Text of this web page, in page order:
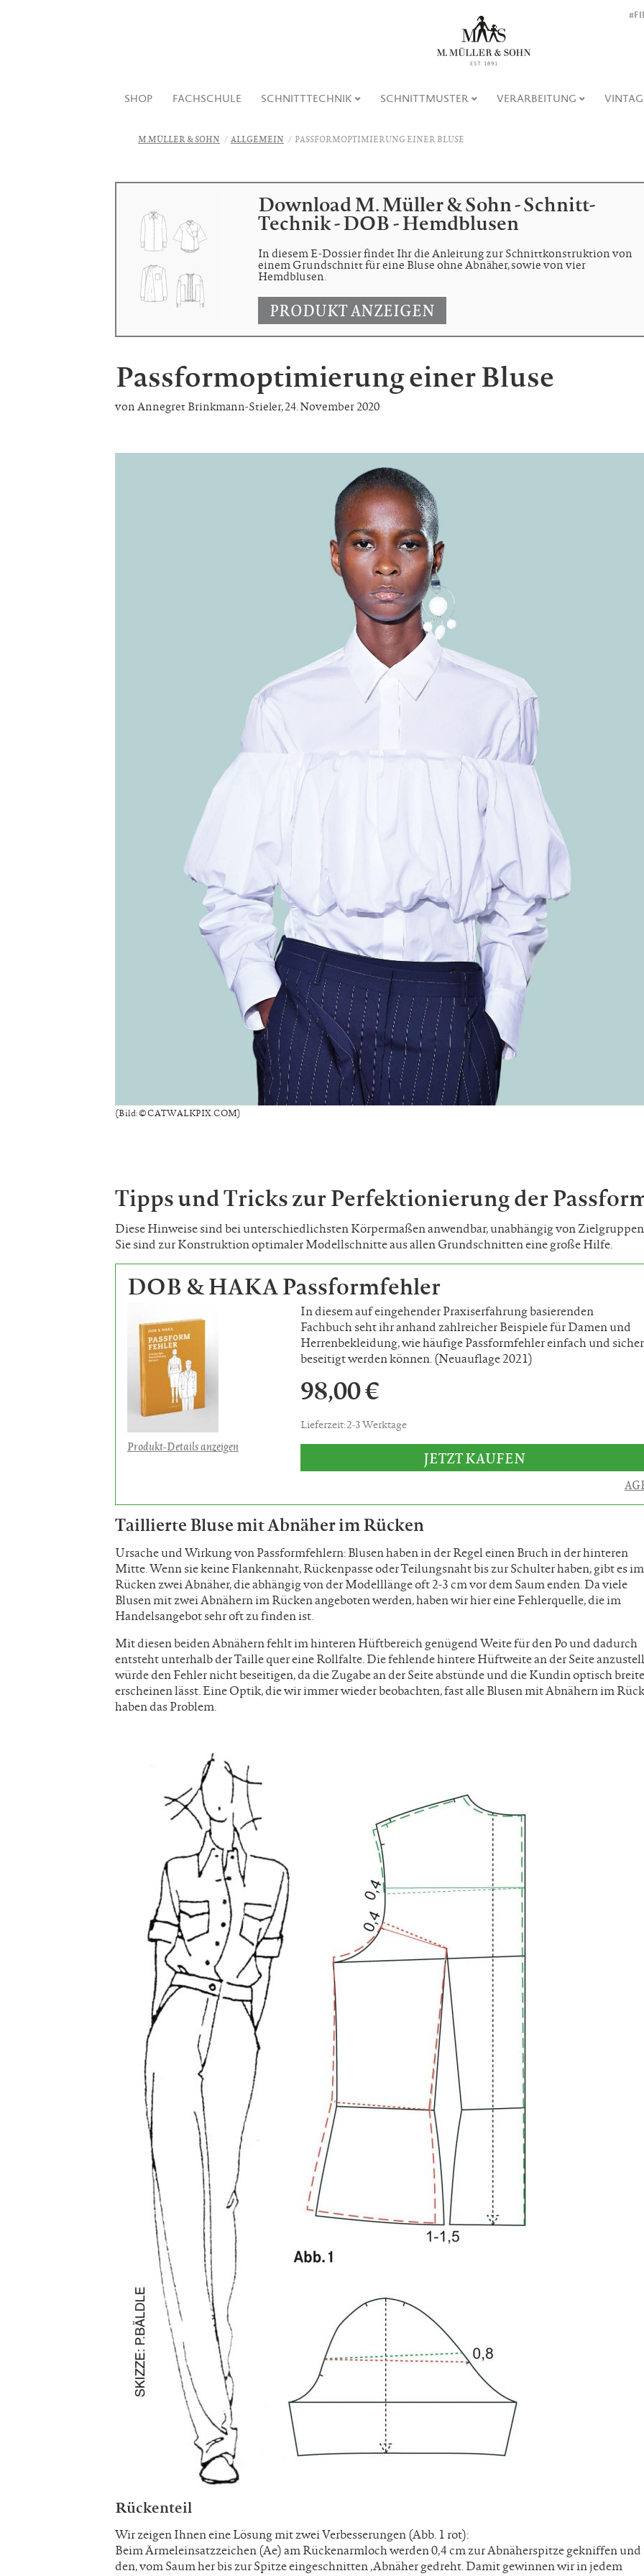
SHOP FACHSCHULE SCHNITTTECHNIK SCHNITTMUSTER VERARBEITUNG
M.MÜLLER & SOHN ALLGEMEIN PASSFORMOPTIMIERUNG EINER BLUSE
Download M. Müller & Sohn - Schnitt-
Technik - DOB - Hemdblusen
In diesem E-Dossier findet Ihr die Anleitung zur Schnittkonstruktion von
einem Grundschnitt für eine Bluse ohne Abnäher, sowie von vier
Hemdblusen.
PRODUKT ANZEIGEN
Passformoptimierung einer Bluse
von Annegret Brinkmann-Stieler,24. November 2020
(Bild: © CATWALKPIX.COM)
Tipps und Tricks zur Perfektionierung der
Diese Hinweise sind bei unterschiedlichsten Körpermaßen anwendbar, unabhängig von
Sie sind zur Konstruktion optimaler Modellschnitte aus allen Grundschnitten eine große Hilfe.
DOB & HAKA Passformfehler
Produkt-Details anzeigen
In diesem auf eingehender Praxiserfahrung basierenden
Fachbuch seht ihr anhand zahlreicher Beispiele für Damen und
Herrenbekleidung, wie häufige Passformfehler einfach und sicher
beseitigt werden können. (Neuauflage 2021)
98,00 €
Lieferzeit: 2-3 Werktage
JETZT KAUFEN
Taillierte Bluse mit Abnäher im Rücken
Ursache und Wirkung von Passformfehlern: Blusen haben in der Regel einen Bruch in der hinteren
Mitte. Wenn sie keine Flankennaht, Rückenpasse oder Teilungsnaht bis zur Schulter haben, gibt es im
Rücken zwei Abnäher, die abhängig von der Modelllänge oft 2-3 cm vor dem Saum enden. Da viele
Blusen mit zwei Abnähern im Rücken angeboten werden, haben wir hier eine Fehlerquelle, die im
Handelsangebot sehr oft zu finden ist.
Mit diesen beiden Abnähern fehlt im hinteren Hüftbereich genügend Weite für den Po und dadurch
entsteht unterhalb der Taille quer eine Rollfalte. Die fehlende hintere Hüftweite an der Seite
würde den Fehler nicht beseitigen, da die Zugabe an der Seite abstünde und die Kundin optisch
erscheinen lässt. Eine Optik, die wir immer wieder beobachten, fast alle Blusen mit Abnähern im
haben das Problem.
Rückenteil
Wir zeigen Ihnen eine Lösung mit zwei Verbesserungen (Abb. 1 rot):
Beim Ärmeleinsatzzeichen (Ae) am Rückenarmloch werden 0,4 cm zur Abnäherspitze gekniffen
den, vom Saum her bis zur Spitze eingeschnitten ,Abnäher gedreht. Damit gewinnen wir in jedem